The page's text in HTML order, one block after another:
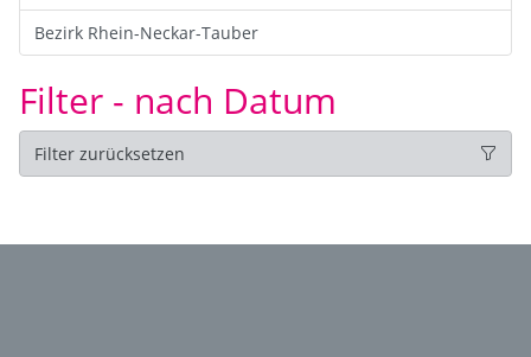
Bezirk Rhein-Neckar-Tauber
Filter - nach Datum
Filter zurücksetzen